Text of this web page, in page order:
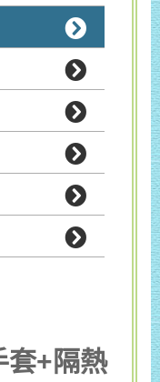
套+隔熱